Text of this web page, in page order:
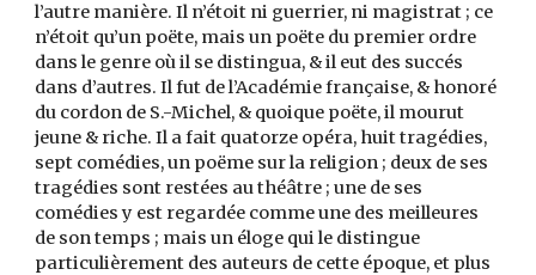
l’autre manière. Il n’étoit ni guerrier, ni magistrat ; ce
n’étoit qu’un poëte, mais un poëte du premier ordre
dans le genre où il se distingua, & il eut des succés
dans d’autres. Il fut de l’Académie française, & honoré
du cordon de S.-Michel, & quoique poëte, il mourut
jeune & riche. Il a fait quatorze opéra, huit tragédies,
sept comédies, un poëme sur la religion ; deux de ses
tragédies sont restées au théâtre ; une de ses
comédies y est regardée comme une des meilleures
de son temps ; mais un éloge qui le distingue
particulièrement des auteurs de cette époque, et plus